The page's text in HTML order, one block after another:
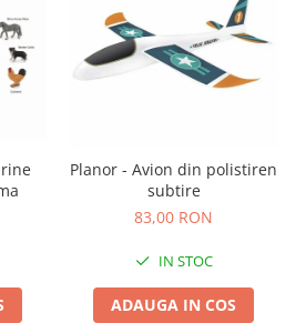
Planor - Avion din polistiren
subtire
83,00 RON
IN STOC
ADAUGA IN COS